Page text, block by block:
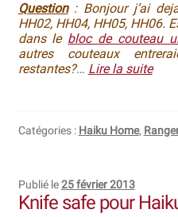
Frais de port
Hall of Fame
Ma sélection
Mon Compte
Question : Bonjour j’ai
HH02, HH04, HH05, HH06.
dans le bloc de couteau
autres couteaux
restantes?… Lire la suite
Catégories : Haiku Home,
Publié le25 février 2013
Knife safe pour